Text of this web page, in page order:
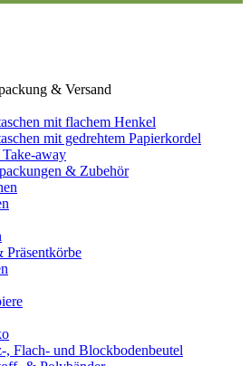
& Versand
mit flachem Henkel
mit gedrehtem Papierkordel
Take-away
& Zubehör
, Flach- und Blockbodenbeutel